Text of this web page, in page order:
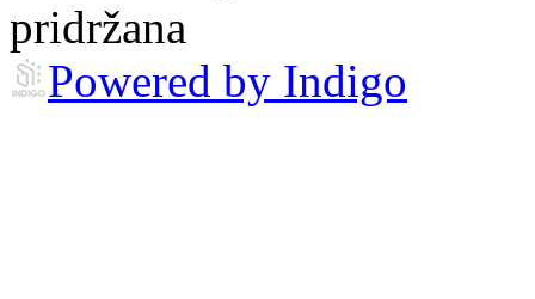
pridržana
Powered by Indigo